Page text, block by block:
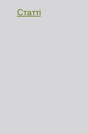
Статті